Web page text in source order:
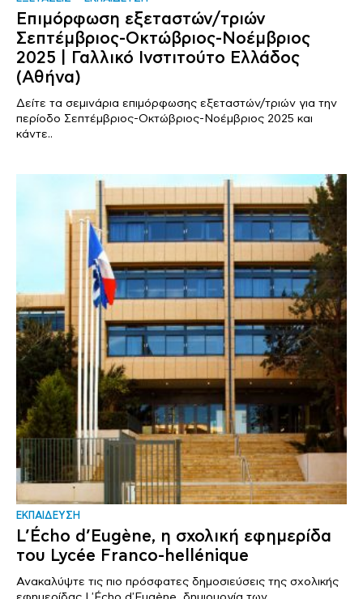
Επιμόρφωση εξεταστών/τριών
Σεπτέμβριος-Οκτώβριος-Νοέμβριος
2025 | Γαλλικό Ινστιτούτο Ελλάδος
(Αθήνα)
Δείτε τα σεμινάρια επιμόρφωσης εξεταστών/τριών για την
περίοδο Σεπτέμβριος-Οκτώβριος-Νοέμβριος 2025 και
κάντε..
ΕΚΠΑΙΔΕΥΣΗ
L’Écho d’Eugène, η σχολική εφημερίδα
του Lycée Franco-hellénique
Ανακαλύψτε τις πιο πρόσφατες δημοσιεύσεις της σχολικής